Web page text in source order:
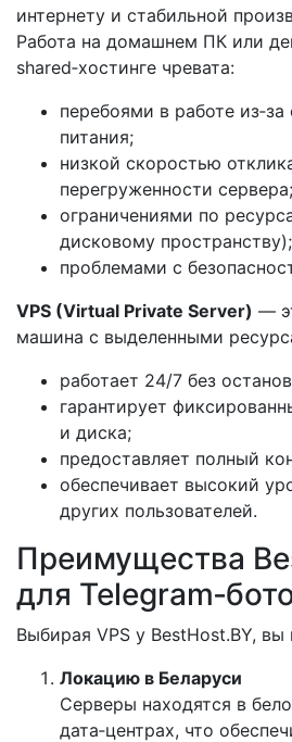
интернету и стабильной
Работа на домашнем ПК или
shared‑хостинге чревата:
перебоями в работе
питания;
низкой скоростью
перегруженности сервера;
ограничениями по
дисковому пространству);
проблемами с
VPS (Virtual Private Server) —
машина с выделенными
работает 24/7 без
гарантирует
и диска;
предоставляет полный
обеспечивает высокий
других пользователей.
Преимущества
для
Выбирая VPS у BestHost.BY, вы
Локацию в Беларуси
Серверы находятся в
дата‑центрах, что